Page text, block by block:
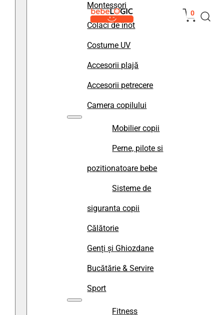
Montessori
Colaci de înot
Costume UV
Accesorii plajă
Accesorii petrecere
Camera copilului
Mobilier copii
Perne, pilote si
pozitionatoare bebe
Sisteme de
siguranta copii
Călătorie
Genți și Ghiozdane
Bucătărie & Servire
Sport
Fitness
0